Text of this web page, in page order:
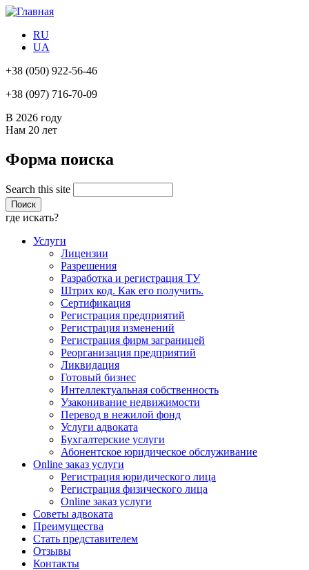
RU
UA
+38 (050) 922-56-46
+38 (097) 716-70-09
В 2026 году
Нам 20 лет
Форма поиска
Search this site
где искать?
Услуги
Лицензии
Разрешения
Разработка и регистрация ТУ
Штрих код. Как его получить.
Сертификация
Регистрация предприятий
Регистрация изменений
Регистрация фирм заграницей
Реорганизация предприятий
Ликвидация
Готовый бизнес
Интеллектуальная собственность
Узаконивание недвижимости
Перевод в нежилой фонд
Услуги адвоката
Бухгалтерские услуги
Абонентское юридическое обслуживание
Online заказ услуги
Регистрация юридического лица
Регистрация физического лица
Online заказ услуги
Советы адвоката
Преимущества
Стать представителем
Отзывы
Контакты